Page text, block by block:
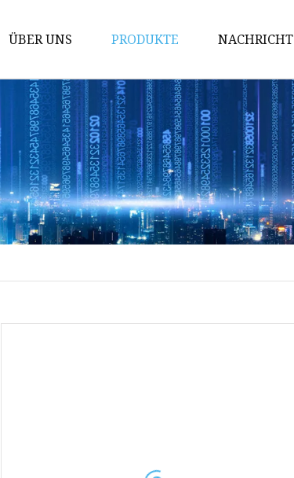
ÜBER UNS PRODUKTE
Bodenkehrmaschinen
Trampolinpark
Geschenk-Spielautomat
Indoor-Spielplatz
Sportspielmaschine
Rennspielmaschine
NACHRICHT